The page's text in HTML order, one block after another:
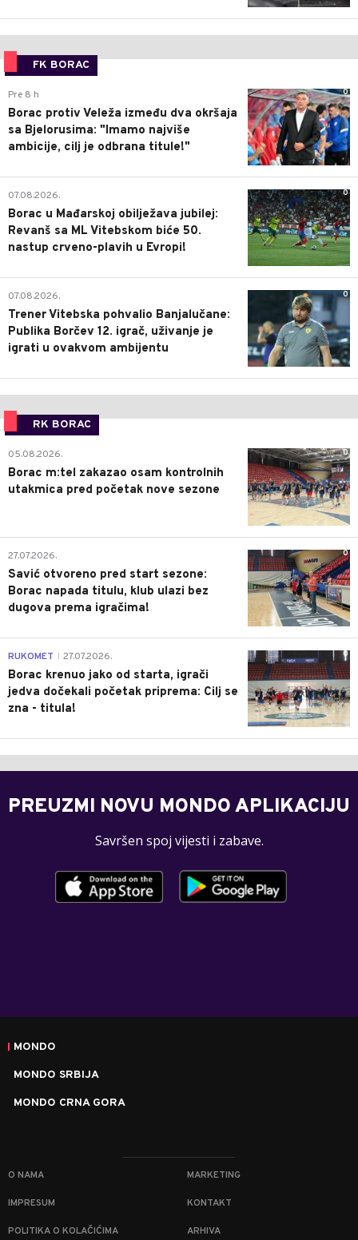
FK BORAC
0
Pre 8 h
Borac protiv Veleža između dva okršaja
sa Bjelorusima: "Imamo najviše
ambicije, cilj je odbrana titule!"
0
07.08.2026.
Borac u Mađarskoj obilježava jubilej:
Revanš sa ML Vitebskom biće 50.
nastup crveno-plavih u Evropi!
0
07.08.2026.
Trener Vitebska pohvalio Banjalučane:
Publika Borčev 12. igrač, uživanje je
igrati u ovakvom ambijentu
RK BORAC
0
05.08.2026.
Borac m:tel zakazao osam kontrolnih
utakmica pred početak nove sezone
0
27.07.2026.
Savić otvoreno pred start sezone:
Borac napada titulu, klub ulazi bez
dugova prema igračima!
0
RUKOMET 27.07.2026.
Borac krenuo jako od starta, igrači
jedva dočekali početak priprema: Cilj se
zna - titula!
PREUZMI NOVU MONDO APLIKACIJU
Savršen spoj vijesti i zabave.
MONDO
MONDO SRBIJA
MONDO CRNA GORA
O NAMA MARKETING
IMPRESUM KONTAKT
POLITIKA O KOLAČIĆIMA ARHIVA